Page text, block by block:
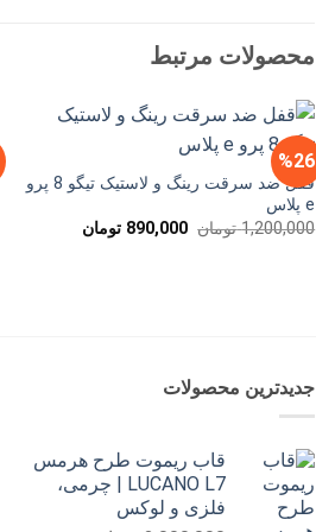
محصولات مرتبط
%26
قفل ضد سرقت رینگ و لاستیک تیگو 8 پرو
e پلاس
1,200,000 تومان قیمت
اصلی
890,000 تومان
جدیدترین محصولات
قاب ریموت طرح هرمس
LUCANO L7 | چرمی،
فلزی و لوکس